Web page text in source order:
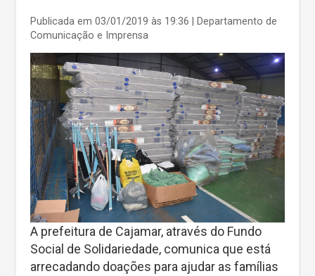
Publicada em 03/01/2019 às 19:36
| Departamento de
Comunicação e Imprensa
A prefeitura de Cajamar, através do Fundo
Social de Solidariedade, comunica que está
arrecadando doações para ajudar as famílias